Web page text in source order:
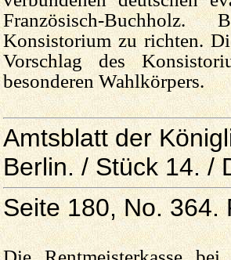
Französisch-
Konsistorium zu richten.
Vorschlag des
besonderen Wahlkörpers.
Amtsblatt der
Berlin. / Stück 14. /
Seite 180, No. 364.